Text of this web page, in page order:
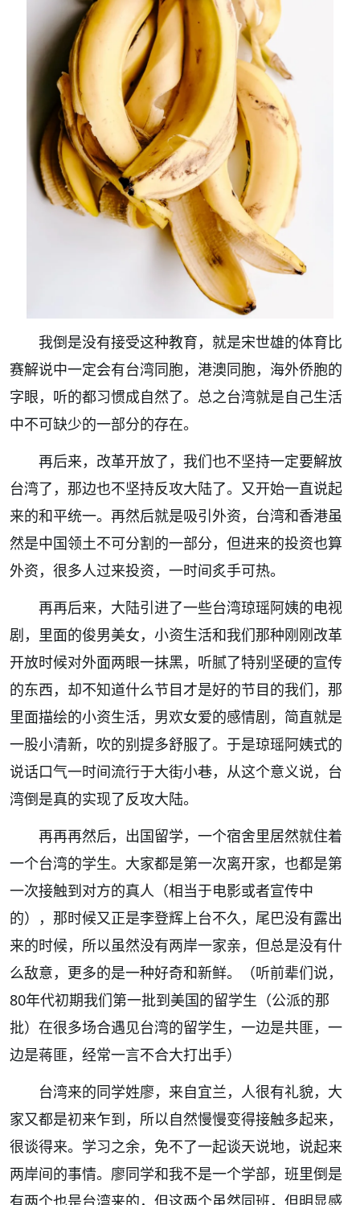
我倒是没有接受这种教育，就是宋世雄的体育比
赛解说中一定会有台湾同胞，港澳同胞，海外侨胞的
字眼，听的都习惯成自然了。总之台湾就是自己生活
中不可缺少的一部分的存在。
再后来，改革开放了，我们也不坚持一定要解放
台湾了，那边也不坚持反攻大陆了。又开始一直说起
来的和平统一。再然后就是吸引外资，台湾和香港虽
然是中国领土不可分割的一部分，但进来的投资也算
外资，很多人过来投资，一时间炙手可热。
再再后来，大陆引进了一些台湾琼瑶阿姨的电视
剧，里面的俊男美女，小资生活和我们那种刚刚改革
开放时候对外面两眼一抹黑，听腻了特别坚硬的宣传
的东西，却不知道什么节目才是好的节目的我们，那
里面描绘的小资生活，男欢女爱的感情剧，简直就是
一股小清新，吹的别提多舒服了。于是琼瑶阿姨式的
说话口气一时间流行于大街小巷，从这个意义说，台
湾倒是真的实现了反攻大陆。
再再再然后，出国留学，一个宿舍里居然就住着
一个台湾的学生。大家都是第一次离开家，也都是第
一次接触到对方的真人（相当于电影或者宣传中
的），那时候又正是李登辉上台不久，尾巴没有露出
来的时候，所以虽然没有两岸一家亲，但总是没有什
么敌意，更多的是一种好奇和新鲜。（听前辈们说，
80年代初期我们第一批到美国的留学生（公派的那
批）在很多场合遇见台湾的留学生，一边是共匪，一
边是蒋匪，经常一言不合大打出手）
台湾来的同学姓廖，来自宜兰，人很有礼貌，大
家又都是初来乍到，所以自然慢慢变得接触多起来，
很谈得来。学习之余，免不了一起谈天说地，说起来
两岸间的事情。廖同学和我不是一个学部，班里倒是
有两个也是台湾来的，但这两个虽然同班，但明显感